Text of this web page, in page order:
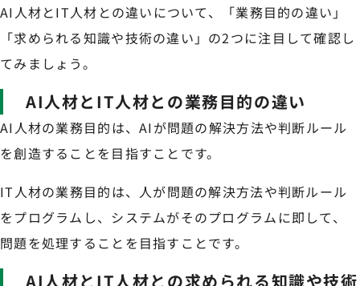
AI人材とIT人材との違いについて、「業務目的の違い」
「求められる知識や技術の違い」の2つに注目して確認し
てみましょう。
AI人材とIT人材との業務目的の違い
AI人材の業務目的は、AIが問題の解決方法や判断ルール
を創造することを目指すことです。
IT人材の業務目的は、人が問題の解決方法や判断ルール
をプログラムし、システムがそのプログラムに即して、
問題を処理することを目指すことです。
AI人材とIT人材との求められる知識や技術